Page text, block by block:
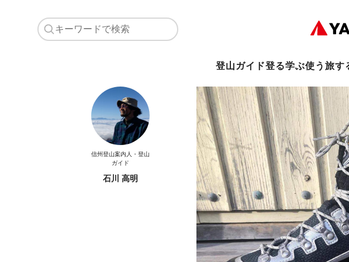
登山ガイド登る学ぶ使う旅す
信州登山案内人・登山
ガイド
石川 高明